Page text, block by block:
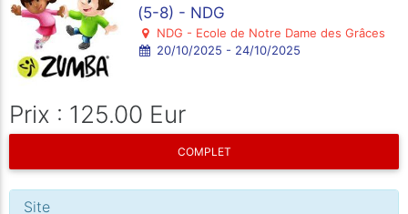
(5-8) - NDG
NDG - Ecole de Notre Dame des Grâces
20/10/2025 - 24/10/2025
Prix : 125.00 Eur
COMPLET
Site